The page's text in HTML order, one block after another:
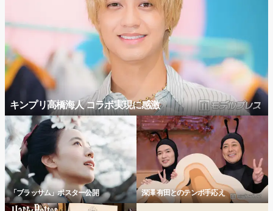
キンプリ高橋海人 コラボ実現に感激
「ブラッサム」ポスター公開 深澤 有田とのテンポ手応え